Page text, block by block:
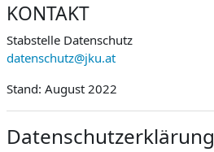
KONTAKT
Stabstelle Datenschutz
datenschutz@jku.at
Stand: August 2022
Datenschutzerklärung